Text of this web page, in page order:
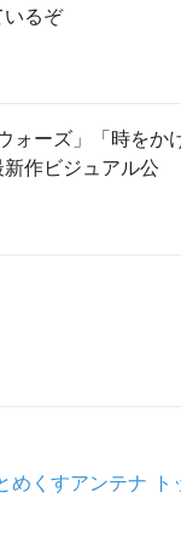
るぞ
ォーズ」「時をか
作ビジュアル公
めくすアンテナ ト